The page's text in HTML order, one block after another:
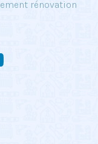
rénovation